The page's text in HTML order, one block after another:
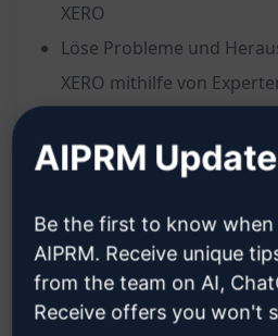
XERO
Löse Probleme und
XERO mithilfe von
Fähigkeiten
Tipps für Deine XERO-
Vorteile:
AIPRM
Be the first to know
AIPRM. Receive unique
from the team on AI,
Receive offers you won't